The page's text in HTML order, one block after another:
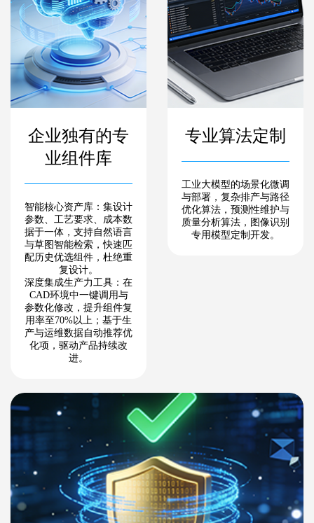
企业独有的专
业组件库
智能核心资产库：集设计
参数、工艺要求、成本数
据于一体，支持自然语言
与草图智能检索，快速匹
配历史优选组件，杜绝重
复设计。
深度集成生产力工具：在
CAD环境中一键调用与
参数化修改，提升组件复
用率至70%以上；基于生
产与运维数据自动推荐优
化项，驱动产品持续改
进。
专业算法定制
工业大模型的场景化微调
与部署，复杂排产与路径
优化算法，预测性维护与
质量分析算法，图像识别
专用模型定制开发。